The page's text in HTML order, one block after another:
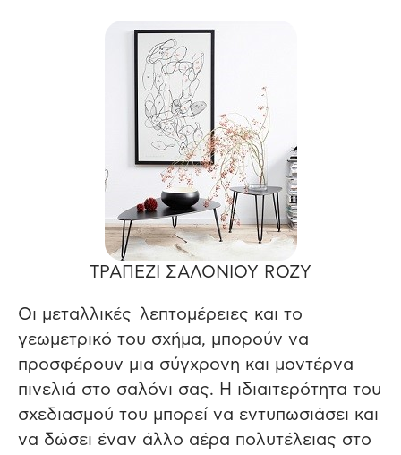
ΤΡΑΠΕΖΙ ΣΑΛΟΝΙΟΥ ROZY
Οι μεταλλικές λεπτομέρειες και το
γεωμετρικό του σχήμα, μπορούν να
προσφέρουν μια σύγχρονη και μοντέρνα
πινελιά στο σαλόνι σας. Η ιδιαιτερότητα του
σχεδιασμού του μπορεί να εντυπωσιάσει και
να δώσει έναν άλλο αέρα πολυτέλειας στο